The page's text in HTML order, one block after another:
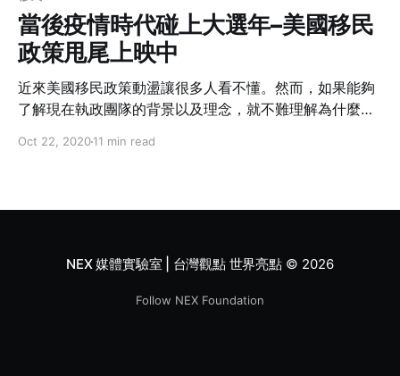
當後疫情時代碰上大選年–美國移民
政策甩尾上映中
近來美國移民政策動盪讓很多人看不懂。然而，如果能夠
了解現在執政團隊的背景以及理念，就不難理解為什麼會
會在個時間點（也就是大選前夕、疫情高峰）出現這樣的
Oct 22, 202011 min read
NEX 媒體實驗室 | 台灣觀點 世界亮點© 2026
Follow NEX Foundation